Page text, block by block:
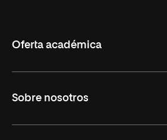
Oferta académica
Formación Continua
Sobre nosotros